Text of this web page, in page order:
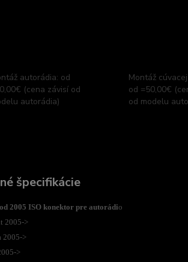
autorádia: od
(cena závisí od
autorádia)
Montáž
od =50,00€
od modelu
špecifikácie
2005 ISO konektor pre autorádio
2005->
2005->
>